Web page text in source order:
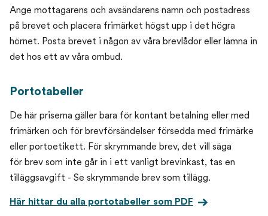
Ange mottagarens och avsändarens namn och postadress
på brevet och placera frimärket högst upp i det högra
hörnet. Posta brevet i någon av våra brevlådor eller lämna in
det hos ett av våra ombud.
Portotabeller
De här priserna gäller bara för kontant betalning eller med
frimärken och för brevförsändelser försedda med frimärke
eller portoetikett. För skrymmande brev, det vill säga
för brev som inte går in i ett vanligt brevinkast, tas en
tilläggsavgift - Se skrymmande brev som tillägg.
Här hittar du alla portotabeller som PDF